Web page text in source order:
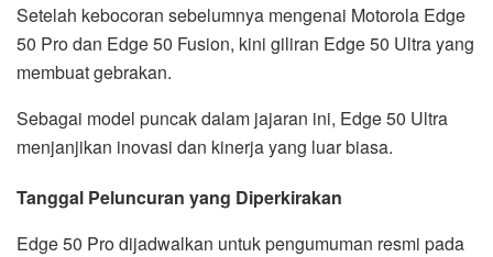
Setelah kebocoran sebelumnya mengenai Motorola Edge
50 Pro dan Edge 50 Fusion, kini giliran Edge 50 Ultra yang
membuat gebrakan.
Sebagai model puncak dalam jajaran ini, Edge 50 Ultra
menjanjikan inovasi dan kinerja yang luar biasa.
Tanggal Peluncuran yang Diperkirakan
Edge 50 Pro dijadwalkan untuk pengumuman resmi pada